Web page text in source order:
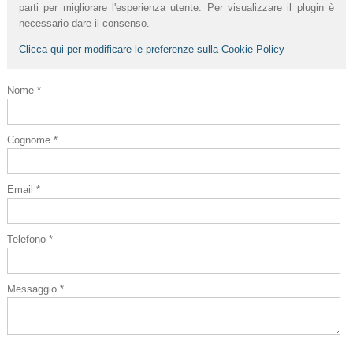
parti per migliorare l'esperienza utente. Per visualizzare il plugin è
necessario dare il consenso.
Clicca qui per modificare le preferenze sulla Cookie Policy
Nome *
Cognome *
Email *
Telefono *
Messaggio *